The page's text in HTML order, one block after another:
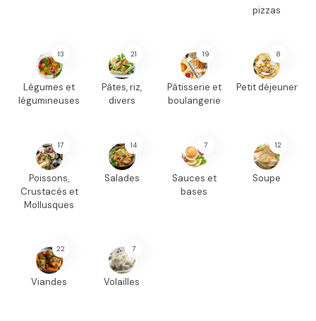
pizzas
13
Légumes et
légumineuses
21
Pâtes, riz,
divers
19
Pâtisserie et
boulangerie
8
Petit déjeuner
17
Poissons,
Crustacés et
Mollusques
14
Salades
7
Sauces et
bases
12
Soupe
22
Viandes
7
Volailles